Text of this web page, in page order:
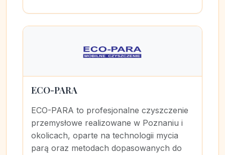
ECO-PARA
ECO-PARA to profesjonalne czyszczenie
przemysłowe realizowane w Poznaniu i
okolicach, oparte na technologii mycia
parą oraz metodach dopasowanych do